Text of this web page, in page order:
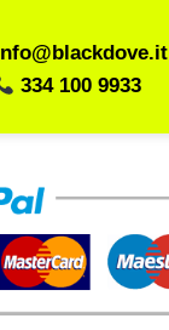
334 100 9933